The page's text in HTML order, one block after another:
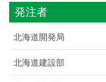
発注者
北海道開発局
北海道建設部